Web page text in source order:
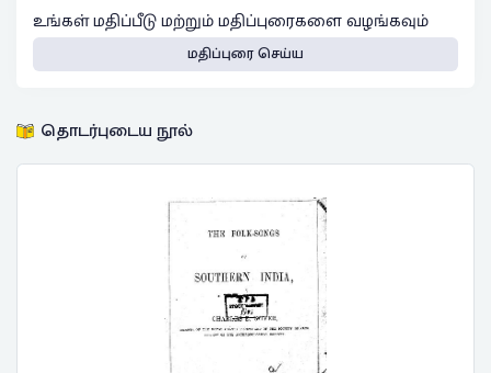
உங்கள் மதிப்பீடு மற்றும் மதிப்புரைகளை வழங்கவும்
மதிப்புரை செய்ய
தொடர்புடைய நூல்